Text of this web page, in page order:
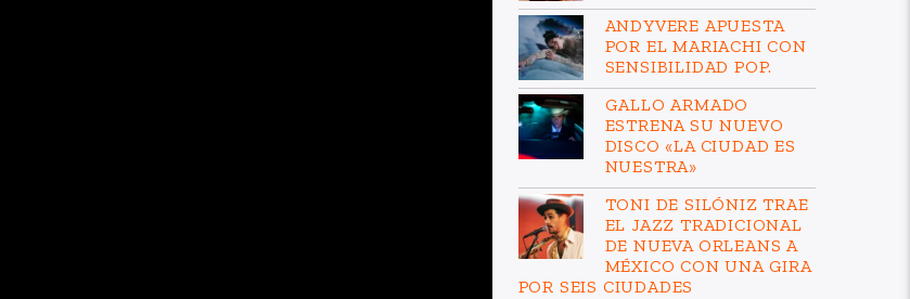
ANDYVERE APUESTA
POR EL MARIACHI CON
SENSIBILIDAD POP.
GALLO ARMADO
ESTRENA SU NUEVO
DISCO «LA CIUDAD ES
NUESTRA»
TONI DE SILÓNIZ TRAE
EL JAZZ TRADICIONAL
DE NUEVA ORLEANS A
MÉXICO CON UNA GIRA
POR SEIS CIUDADES